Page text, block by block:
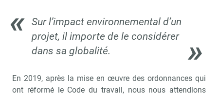
Sur l’impact environnemental d’un
projet, il importe de le considérer
dans sa globalité.
En 2019, après la mise en œuvre des ordonnances qui
ont réformé le Code du travail, nous nous attendions